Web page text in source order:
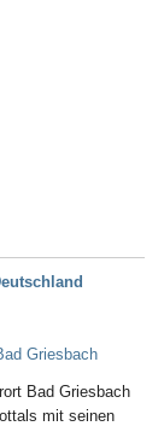
Griesbach
Bad Griesbach
mit seinen